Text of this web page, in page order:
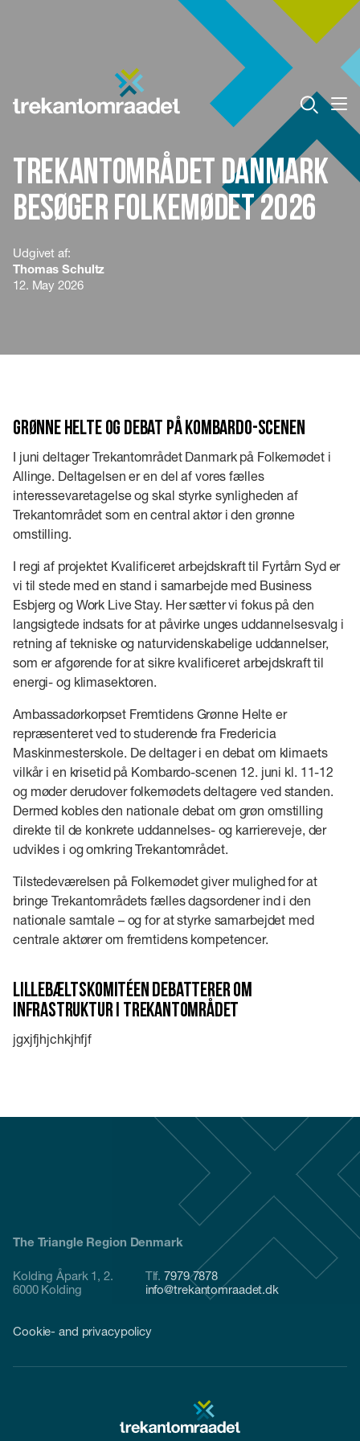
Trekantområdet Danmark
besøger Folkemødet 2026
Udgivet af:
Thomas Schultz
12. May 2026
Grønne Helte og debat på Kombardo-scenen
I juni deltager Trekantområdet Danmark på Folkemødet i
Allinge. Deltagelsen er en del af vores fælles
interessevaretagelse og skal styrke synligheden af
Trekantområdet som en central aktør i den grønne
omstilling.
I regi af projektet Kvalificeret arbejdskraft til Fyrtårn Syd er
vi til stede med en stand i samarbejde med Business
Esbjerg og Work Live Stay. Her sætter vi fokus på den
langsigtede indsats for at påvirke unges uddannelsesvalg i
retning af tekniske og naturvidenskabelige uddannelser,
som er afgørende for at sikre kvalificeret arbejdskraft til
energi- og klimasektoren.
Ambassadørkorpset Fremtidens Grønne Helte er
repræsenteret ved to studerende fra Fredericia
Maskinmesterskole. De deltager i en debat om klimaets
vilkår i en krisetid på Kombardo-scenen 12. juni kl. 11-12
og møder derudover folkemødets deltagere ved standen.
Dermed kobles den nationale debat om grøn omstilling
direkte til de konkrete uddannelses- og karriereveje, der
udvikles i og omkring Trekantområdet.
Tilstedeværelsen på Folkemødet giver mulighed for at
bringe Trekantområdets fælles dagsordener ind i den
nationale samtale – og for at styrke samarbejdet med
centrale aktører om fremtidens kompetencer.
Lillebæltskomitéen debatterer om
infrastruktur i Trekantområdet
jgxjfjhjchkjhfjf
The Triangle Region Denmark
Kolding Åpark 1, 2.
6000 Kolding
Tlf.7979 7878
info@trekantomraadet.dk
Cookie- and privacypolicy